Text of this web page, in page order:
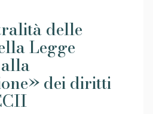
delle
Legge
dei diritti